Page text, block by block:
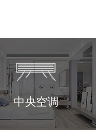
中央空调